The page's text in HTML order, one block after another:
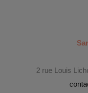
2 rue Louis